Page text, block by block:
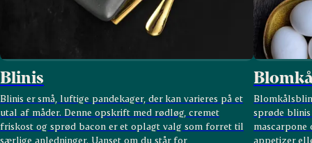
Blinis
Blinis er små, luftige pandekager, der kan varieres på et
utal af måder. Denne opskrift med rødløg, cremet
friskost og sprød bacon er et oplagt valg som forret til
særlige anledninger. Uanset om du står for
sprøde
mascarpone
appetizer